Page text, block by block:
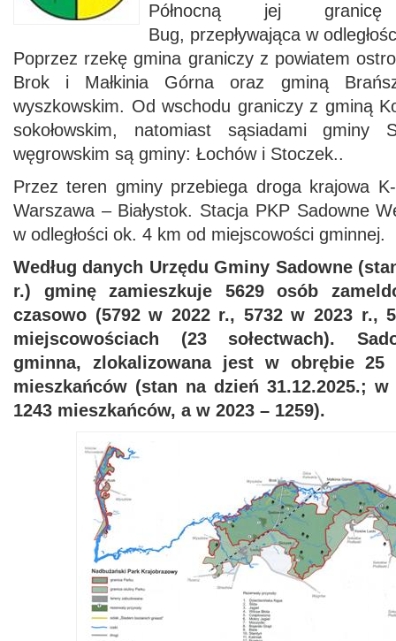
Północną jej
Bug, przepływająca w
Poprzez rzekę gmina graniczy z powiatem
Brok i Małkinia Górna oraz gminą
wyszkowskim. Od wschodu graniczy z gminą
sokołowskim, natomiast sąsiadami gminy
węgrowskim są gminy: Łochów i Stoczek..
Przez teren gminy przebiega droga krajowa
Warszawa – Białystok. Stacja PKP Sadowne
w odległości ok. 4 km od miejscowości gminnej.
Według danych Urzędu Gminy Sadowne
r.) gminę zamieszkuje 5629 osób
czasowo (5792 w 2022 r., 5732 w 2023 r.,
miejscowościach (23 sołectwach).
gminna, zlokalizowana jest w obrębie
mieszkańców (stan na dzień 31.12.2025.; w
1243 mieszkańców, a w 2023 – 1259).